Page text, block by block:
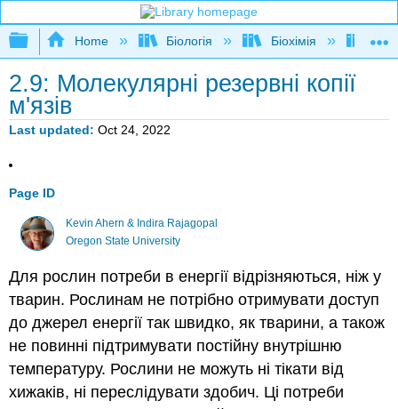
Expand/collapse global hierarchy
Home Біологія Біохімія
2.9: Молекулярні резервні копії
м'язів
Last updated Oct 24, 2022
Page ID
Kevin Ahern & Indira Rajagopal
Oregon State University
Для рослин потреби в енергії відрізняються, ніж у
тварин. Рослинам не потрібно отримувати доступ
до джерел енергії так швидко, як тварини, а також
не повинні підтримувати постійну внутрішню
температуру. Рослини не можуть ні тікати від
хижаків, ні переслідувати здобич. Ці потреби